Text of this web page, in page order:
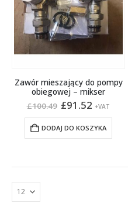
Zawór mieszający do pompy
obiegowej – mikser
£100.49 Pierwotna
wynosiła:
£100.49.
£91.52 Aktualna
wynosi:
£91.52.
+VAT
DODAJ DO KOSZYKA